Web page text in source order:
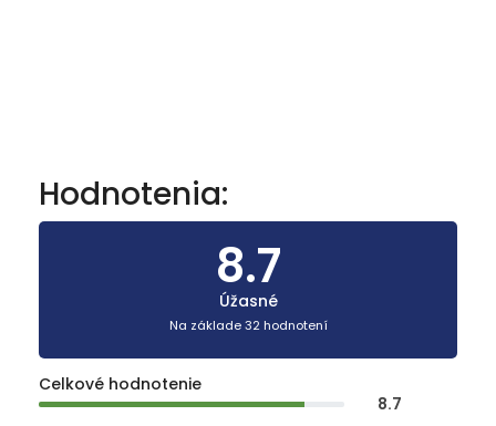
Hodnotenia:
8.7
Úžasné
Na základe 32 hodnotení
Celkové hodnotenie
8.7